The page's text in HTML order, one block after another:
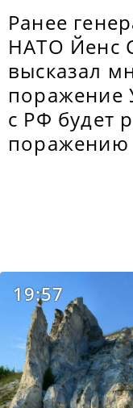
Ранее
НАТО Йенс
высказал
поражение
с РФ будет
поражению
19:57